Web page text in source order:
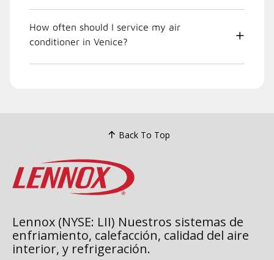
How often should I service my air
conditioner in Venice?
Back To Top
Lennox (NYSE: LII) Nuestros sistemas de
enfriamiento, calefacción, calidad del aire
interior, y refrigeración.